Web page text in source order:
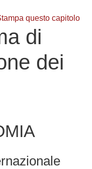
questo capitolo
di
dei